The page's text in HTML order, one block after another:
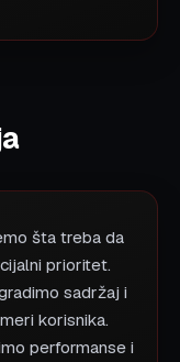
šta treba da
prioritet.
sadržaj i
korisnika.
performanse i